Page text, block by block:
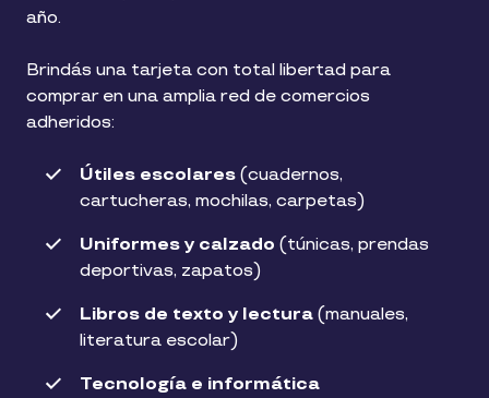
año.
Brindás una tarjeta con total libertad para
comprar en una amplia red de comercios
adheridos:
Útiles escolares (cuadernos,
cartucheras, mochilas, carpetas)
Uniformes y calzado (túnicas, prendas
deportivas, zapatos)
Libros de texto y lectura (manuales,
literatura escolar)
Tecnología e informática